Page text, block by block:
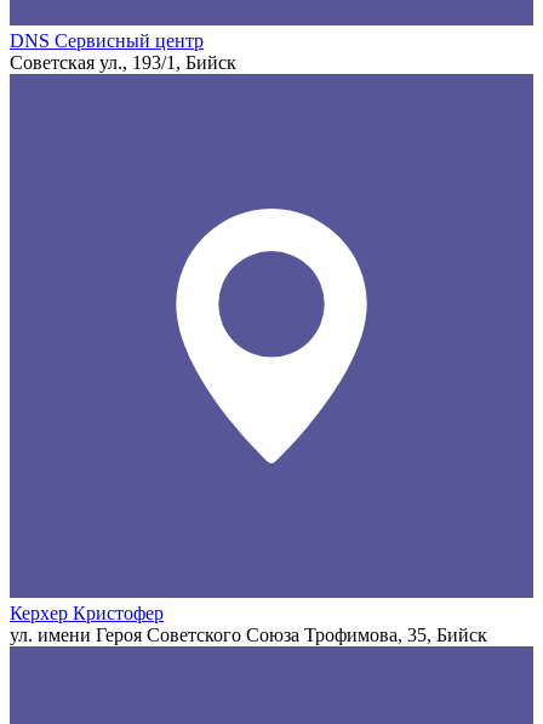
DNS Сервисный центр
Советская ул., 193/1, Бийск
Керхер Кристофер
ул. имени Героя Советского Союза Трофимова, 35, Бийск